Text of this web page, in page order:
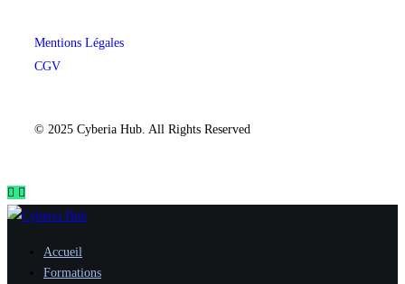
Mentions Légales
CGV
© 2025 Cyberia Hub. All Rights Reserved
Accueil
Formations